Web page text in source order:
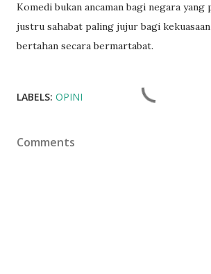
Komedi bukan ancaman bagi negara yang
justru sahabat paling jujur bagi
bertahan secara bermartabat.
LABELS: OPINI
Comments